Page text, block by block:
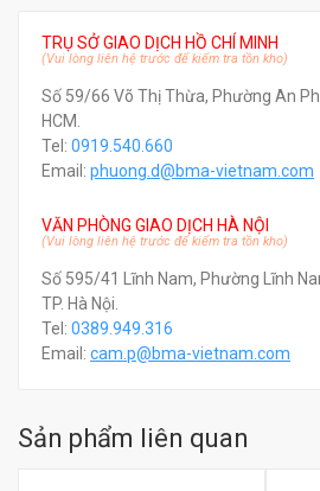
TRỤ SỞ GIAO DỊCH HỒ CHÍ MINH
(Vui lòng liên hệ trước để kiểm tra tồn kho)
Số 59/66 Võ Thị Thừa, Phường An
HCM.
Tel: 0919.540.660
Email: phuong.d@bma-vietnam.com
VĂN PHÒNG GIAO DỊCH HÀ NỘI
(Vui lòng liên hệ trước để kiểm tra tồn kho)
Số 595/41 Lĩnh Nam, Phường Lĩnh
TP. Hà Nội.
Tel: 0389.949.316
Email: cam.p@bma-vietnam.com
Sản phẩm liên quan